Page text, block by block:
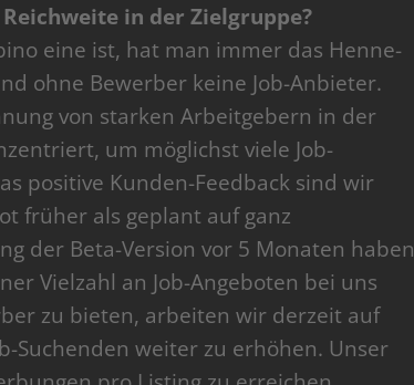
in der Zielgruppe?
eine ist, hat man immer das Henne-
ohne Bewerber keine Job-Anbieter.
von starken Arbeitgebern in der
um möglichst viele Job-
positive Kunden-Feedback sind wir
früher als geplant auf ganz
der Beta-Version vor 5 Monaten haben
Vielzahl an Job-Angeboten bei uns
zu bieten, arbeiten wir derzeit auf
Suchenden weiter zu erhöhen. Unser